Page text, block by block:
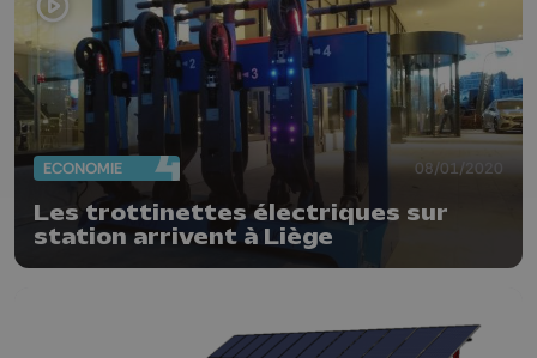
ECONOMIE 08/01/2020
Les trottinettes électriques sur
station arrivent à Liège